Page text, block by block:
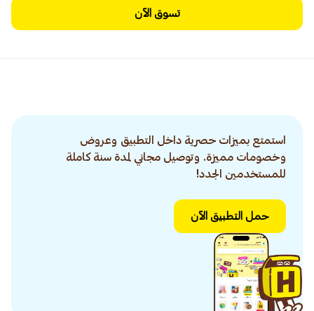
تسوق الآن
استمتع بميزات حصرية داخل التطبيق وعروض
وخصومات مميزة. وتوصيل مجاني لمدة سنة كاملة
للمستخدمين الجدد!
حمل التطبيق الآن